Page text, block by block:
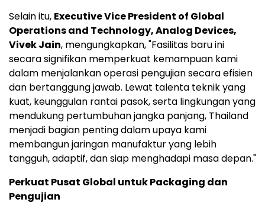
Selain itu, Executive Vice President of Global
Operations and Technology, Analog Devices,
Vivek Jain, mengungkapkan, "Fasilitas baru ini
secara signifikan memperkuat kemampuan kami
dalam menjalankan operasi pengujian secara efisien
dan bertanggung jawab. Lewat talenta teknik yang
kuat, keunggulan rantai pasok, serta lingkungan yang
mendukung pertumbuhan jangka panjang, Thailand
menjadi bagian penting dalam upaya kami
membangun jaringan manufaktur yang lebih
tangguh, adaptif, dan siap menghadapi masa depan."
Perkuat Pusat Global untuk Packaging dan
Pengujian